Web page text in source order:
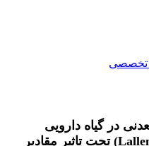
تخصصی
در گیاه دارویی
بالنگوی شهری (Lallemantia iberica) تحت تاثیر مقادیر